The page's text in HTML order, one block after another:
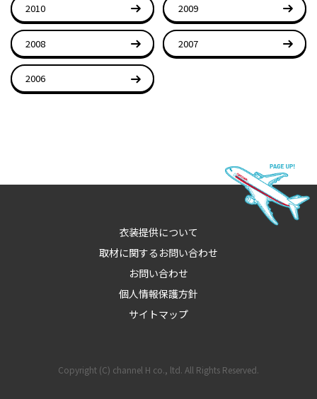
2010 2009
2008 2007
2006
衣装提供について
取材に関するお問い合わせ
お問い合わせ
個人情報保護方針
サイトマップ
Copyright (C) channel H co., ltd. All Rights Reserved.